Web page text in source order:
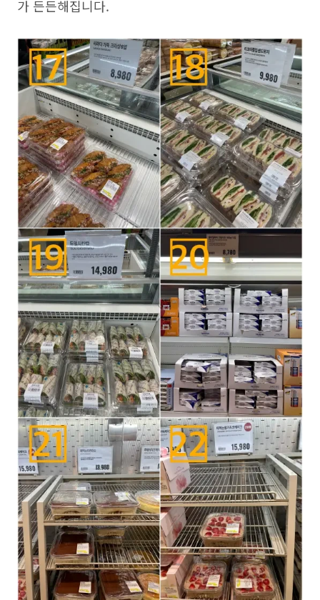
가 든든해집니다.